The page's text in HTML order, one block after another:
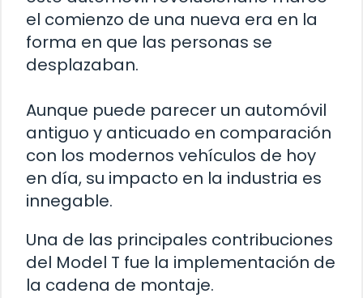
el comienzo de una nueva era en la
forma en que las personas se
desplazaban.
Aunque puede parecer un automóvil
antiguo y anticuado en comparación
con los modernos vehículos de hoy
en día, su impacto en la industria es
innegable.
Una de las principales contribuciones
del Model T fue la implementación de
la cadena de montaje.